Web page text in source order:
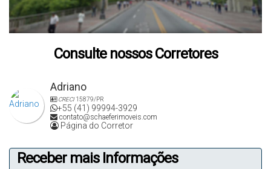
Consulte nossos Corretores
Adriano
CRECI15879/PR
+55 (41) 99994-3929
contato@schaeferimoveis.com
Página do Corretor
Receber mais Informações